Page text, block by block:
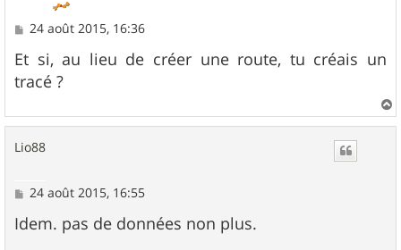
M
s
s
a
e
24 août 2015, 16:36
Et si, au lieu de créer une route, tu créais un
tracé ?
a
Lio88
M
s
s
24 août 2015, 16:55
Idem. pas de données non plus.